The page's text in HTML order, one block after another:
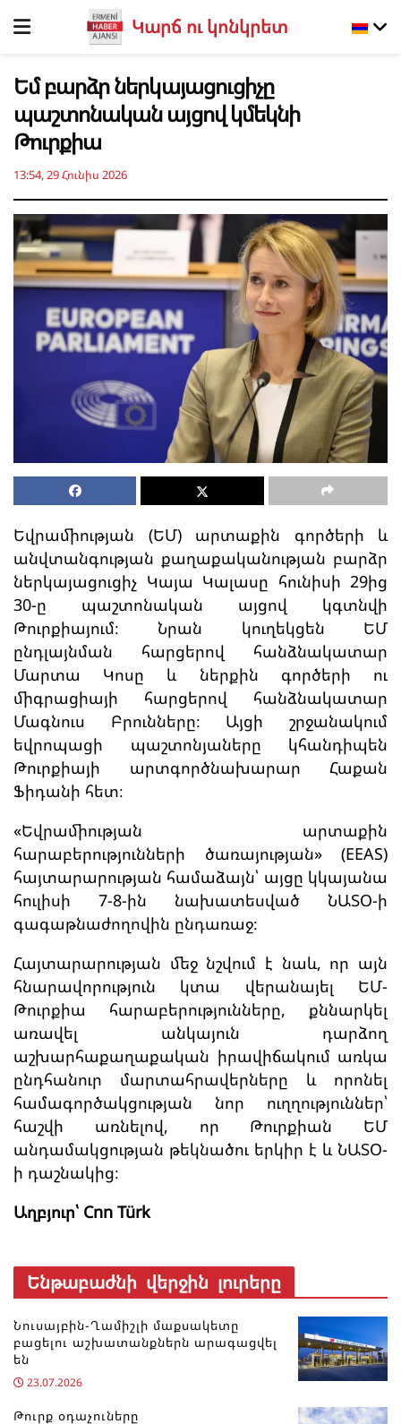
Կարճ ու կոնկրետ
Եմ բարձր ներկայացուցիչը
պաշտոնական այցով կմեկնի
Թուրքիա
13:54, 29 Հունիս 2026
Եվրամիության (ԵՄ) արտաքին գործերի և
անվտանգության քաղաքականության բարձր
ներկայացուցիչ Կայա Կալասը հունիսի 29ից
30-ը պաշտոնական այցով կգտնվի
Թուրքիայում։ Նրան կուղեկցեն ԵՄ
ընդլայնման հարցերով հանձնակատար
Մարտա Կոսը և ներքին գործերի ու
միգրացիայի հարցերով հանձնակատար
Մագնուս Բրունները։ Այցի շրջանակում
եվրոպացի պաշտոնյաները կհանդիպեն
Թուրքիայի արտգործնախարար Հաքան
Ֆիդանի հետ։
«Եվրամիության արտաքին
հարաբերությունների ծառայության» (EEAS)
հայտարարության համաձայն՝ այցը կկայանա
հուլիսի 7-8-ին նախատեսված ՆԱՏՕ-ի
գագաթնաժողովին ընդառաջ։
Հայտարարության մեջ նշվում է նաև, որ այն
հնարավորություն կտա վերանայել ԵՄ-
Թուրքիա հարաբերությունները, քննարկել
առավել անկայուն դարձող
աշխարհաքաղաքական իրավիճակում առկա
ընդհանուր մարտահրավերները և որոնել
համագործակցության նոր ուղղություններ՝
հաշվի առնելով, որ Թուրքիան ԵՄ
անդամակցության թեկնածու երկիր է և ՆԱՏՕ-
ի դաշնակից։
Աղբյուր՝ Cnn Türk
Ենթաբաժնի վերջին լուրերը
Նուսայբին-Ղամիշլի մաքսակետը
բացելու աշխատանքներն արագացվել
են
23.07.2026
Թուրք օդաչուները